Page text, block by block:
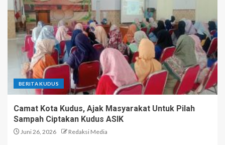
BERITA KUDUS
Camat Kota Kudus, Ajak Masyarakat Untuk Pilah
Sampah Ciptakan Kudus ASIK
Juni 26, 2026 Redaksi Media